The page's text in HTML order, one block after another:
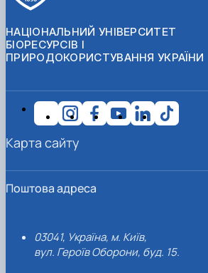
НАЦІОНАЛЬНИЙ УНІВЕРСИТЕТ
БІОРЕСУРСІВ І
ПРИРОДОКОРИСТУВАННЯ УКРАЇНИ
Поштова адреса
03041, Україна, м. Київ,
вул. Героїв Оборони, буд. 15.
Карта сайту